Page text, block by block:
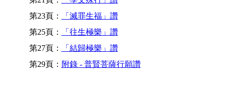
第23頁：
「滅罪生福」讚
第25頁：
「往生極樂」讚
第27頁：
「結歸極樂」讚
第29頁： 附錄 - 普賢菩薩行願讚